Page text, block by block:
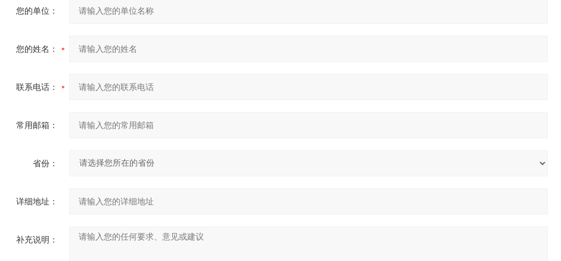
您的单位：
您的姓名：
联系电话：
常用邮箱：
省份：
详细地址：
补充说明：